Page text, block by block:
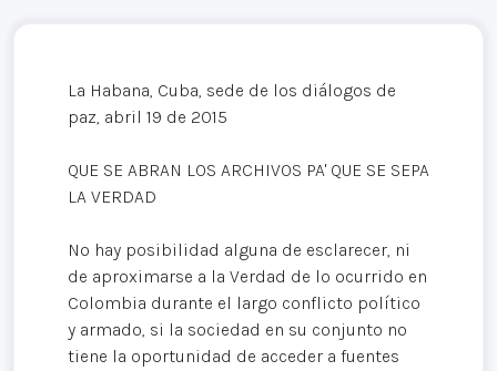
La Habana, Cuba, sede de los diálogos de
paz, abril 19 de 2015
QUE SE ABRAN LOS ARCHIVOS PA' QUE SE SEPA
LA VERDAD
No hay posibilidad alguna de esclarecer, ni
de aproximarse a la Verdad de lo ocurrido en
Colombia durante el largo conflicto político
y armado, si la sociedad en su conjunto no
tiene la oportunidad de acceder a fuentes